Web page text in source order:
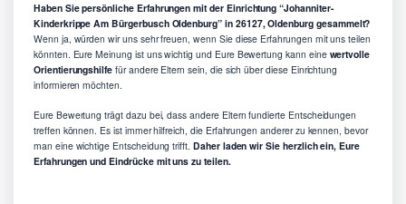
Haben Sie persönliche Erfahrungen mit der Einrichtung “Johanniter-
Kinderkrippe Am Bürgerbusch Oldenburg” in 26127, Oldenburg gesammelt?
Wenn ja, würden wir uns sehr freuen, wenn Sie diese Erfahrungen mit uns teilen
könnten. Eure Meinung ist uns wichtig und Eure Bewertung kann eine wertvolle
Orientierungshilfe für andere Eltern sein, die sich über diese Einrichtung
informieren möchten.
Eure Bewertung trägt dazu bei, dass andere Eltern fundierte Entscheidungen
treffen können. Es ist immer hilfreich, die Erfahrungen anderer zu kennen, bevor
man eine wichtige Entscheidung trifft. Daher laden wir Sie herzlich ein, Eure
Erfahrungen und Eindrücke mit uns zu teilen.